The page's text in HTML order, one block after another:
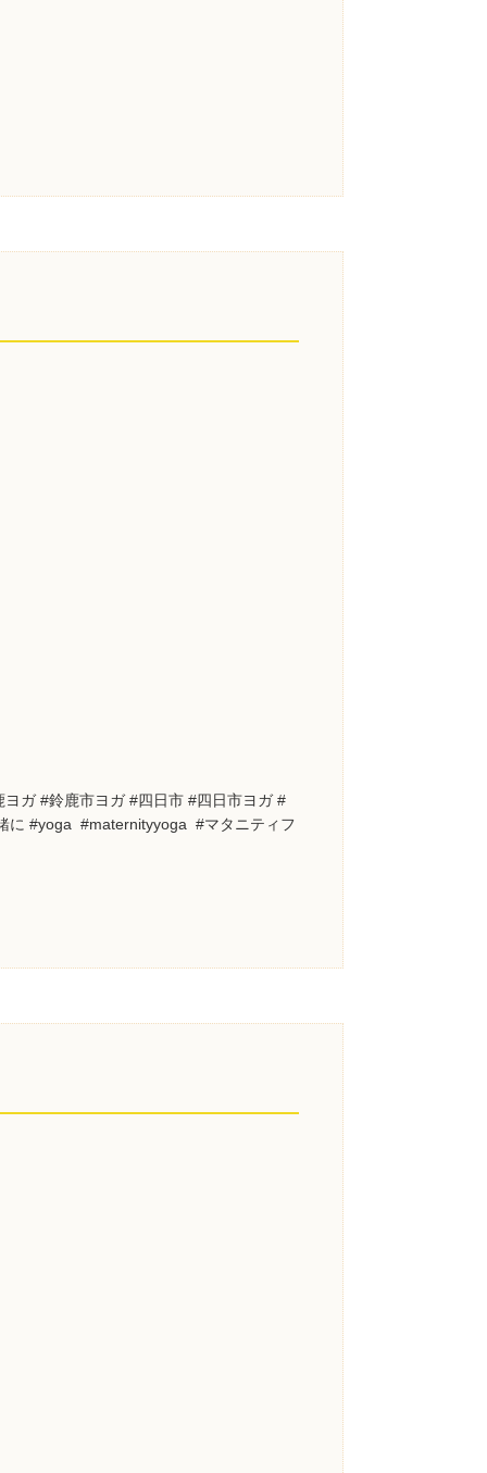
ガ #鈴鹿市ヨガ #四日市 #四日市ヨガ #
に #yoga #maternityyoga #マタニティフ